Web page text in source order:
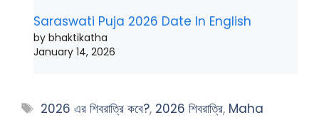
Saraswati Puja 2026 Date In English
by bhaktikatha
January 14, 2026
Tags
2026 এর শিবরাত্রি কবে?, 2026 শিবরাত্রি, Maha